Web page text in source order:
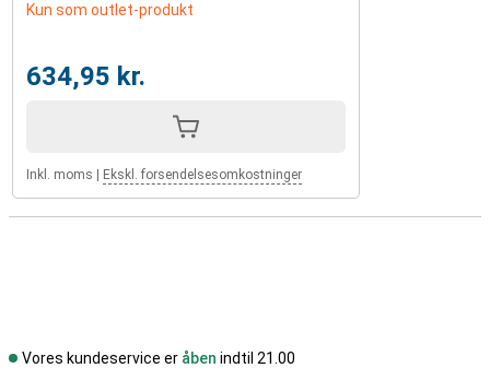
Kun som outlet-produkt
634,95 kr.
Inkl. moms Ekskl. forsendelsesomkostninger
Vores kundeservice er åben indtil 21.00